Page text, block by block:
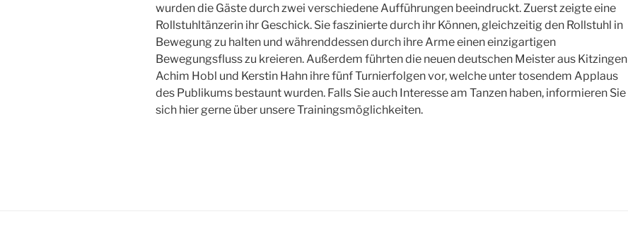
wurden die Gäste durch zwei verschiedene Aufführungen beeindruckt. Zuerst zeigte eine
Rollstuhltänzerin ihr Geschick. Sie faszinierte durch ihr Können, gleichzeitig den Rollstuhl in
Bewegung zu halten und währenddessen durch ihre Arme einen einzigartigen
Bewegungsfluss zu kreieren. Außerdem führten die neuen deutschen Meister aus Kitzingen
Achim Hobl und Kerstin Hahn ihre fünf Turnierfolgen vor, welche unter tosendem Applaus
des Publikums bestaunt wurden. Falls Sie auch Interesse am Tanzen haben, informieren Sie
sich hier gerne über unsere Trainingsmöglichkeiten.